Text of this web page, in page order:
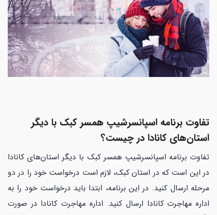
تفاوت برنامه اسپانسرشیپ همسر کبک با دیگر
استان‌های کانادا در چیست؟
تفاوت برنامه اسپانسرشیپ همسر کبک با دیگر استان‌های کانادا
در این است که در استان کبک، لازم است درخواست خود را در دو
مرحله ارسال کنید. در این برنامه، ابتدا باید درخواست خود را به
اداره مهاجرت کانادا ارسال کنید. اداره مهاجرت کانادا در صورت